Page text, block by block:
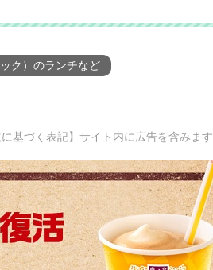
ク）のランチなど
に基づく表記】サイト内に広告を含みます